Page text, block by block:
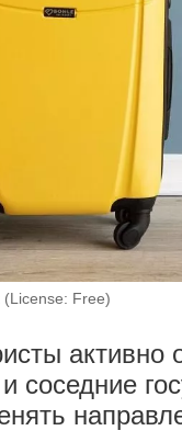
Free)
соседние